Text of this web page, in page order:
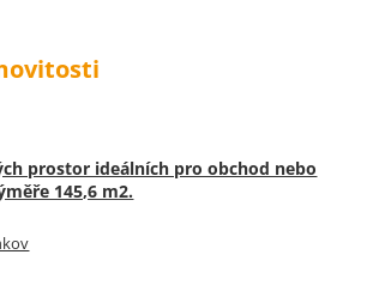
prostor ideálních pro obchod nebo
145,6 m2.